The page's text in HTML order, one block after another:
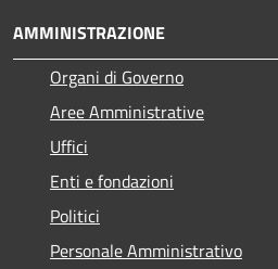
AMMINISTRAZIONE
Organi di Governo
Aree Amministrative
Uffici
Enti e fondazioni
Politici
Personale Amministrativo